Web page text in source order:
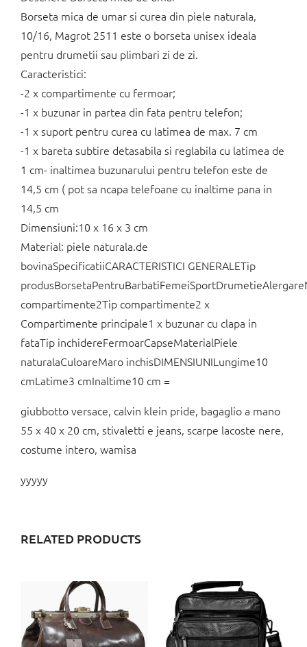
Borseta mica de umar si curea din piele naturala,
10/16, Magrot 2511 este o borseta unisex ideala
pentru drumetii sau plimbari zi de zi.
Caracteristici:
-2 x compartimente cu fermoar;
-1 x buzunar in partea din fata pentru telefon;
-1 x suport pentru curea cu latimea de max. 7 cm
-1 x bareta subtire detasabila si reglabila cu latimea de
1 cm- inaltimea buzunarului pentru telefon este de
14,5 cm ( pot sa ncapa telefoane cu inaltime pana in
14,5 cm
Dimensiuni:10 x 16 x 3 cm
Material: piele naturala.de
bovinaSpecificatiiCARACTERISTICI GENERALETip
compartimente2Tip compartimente2 x
Compartimente principale1 x buzunar cu clapa in
fataTip inchidereFermoarCapseMaterialPiele
naturalaCuloareMaro inchisDIMENSIUNILungime10
cmLatime3 cmInaltime10 cm =
giubbotto versace, calvin klein pride, bagaglio a mano
55 x 40 x 20 cm, stivaletti e jeans, scarpe lacoste nere,
costume intero, wamisa
yyyyy
RELATED PRODUCTS